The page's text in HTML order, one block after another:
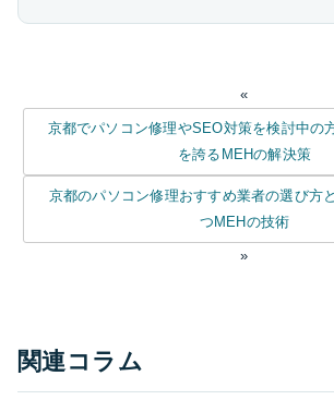
«
京都でパソコン修理やSEO対策を検討中の
を誇るMEHの解決策
京都のパソコン修理おすすめ業者の選び方
つMEHの技術
»
関連コラム